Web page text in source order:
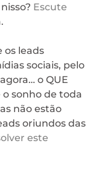
Escute
os leads
sociais, pelo
o QUE
o sonho de toda
não estão
oriundos das
este